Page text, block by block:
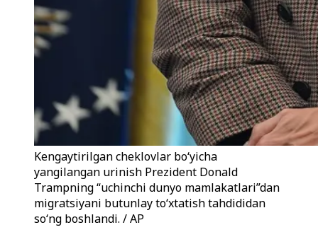
Kengaytirilgan cheklovlar boʻyicha
yangilangan urinish Prezident Donald
Trampning “uchinchi dunyo mamlakatlari”dan
migratsiyani butunlay toʻxtatish tahdididan
soʻng boshlandi. / AP